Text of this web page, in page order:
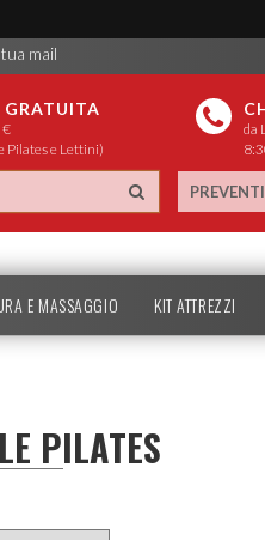
mail
GRATUITA
€
Pilates e Lettini)
da
E MASSAGGIO KIT ATTREZZI
PILATES